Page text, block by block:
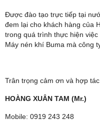
Được đào tạo trực tiếp tại
đem lại cho khách hàng của
trong quá trình thực hiện
Máy nén khí Buma mà công
Trân trọng cảm ơn và hợp tác
HOÀNG XUÂN TAM (Mr.)
Mobile: 0919 243 248